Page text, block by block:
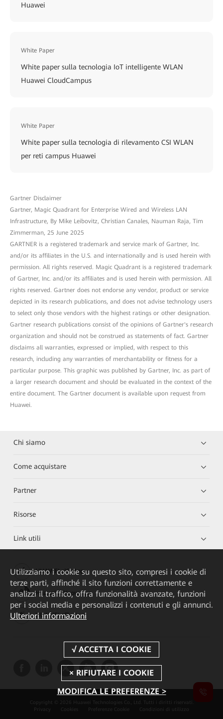
Huawei
White Paper
White paper sulla tecnologia IoT intelligente WLAN
Huawei CloudCampus
White Paper
White paper sulla tecnologia di rilevamento CSI WLAN
per reti campus Huawei
Gartner Disclaimer
Gartner, Magic Quadrant for Enterprise Wired and Wireless LAN
Infrastructure, By Mike Leibovitz, Christian Canales, Nauman Raja, Tim
Zimmerman, 25 June 2025
GARTNER is a registered trademark and service mark of Gartner, Inc.
and/or its affiliates in the U.S. and internationally and is used herein with
permission. All rights reserved. Magic Quadrant is a registered trademark
of Gartner, Inc. and/or its affiliates and is used herein with permission. All
rights reserved. Gartner does not endorse any vendor, product or service
depicted in its research publications, and does not advise technology users
to select only those vendors with the highest ratings or other designation.
Gartner research publications consist of the opinions of Gartner's research
organization and should not be construed as statements of fact. Gartner
disclaims all warranties, expressed or implied, with respect to this
research, including any warranties of merchantability or fitness for a
particular purpose. This graphic was published by Gartner, Inc. as part of
a larger research document and should be evaluated in the context of the
entire document. The Gartner document is available upon request from
Huawei.
Chi siamo
Come acquistare
Partner
Risorse
Link utili
HUAWEI eKit App
Huawei HiKnow App
HUAWEI eFly App
Copyright © 2026 Huawei Technologies Co., Ltd. Tutti i diritti riservati.
Privacy
Cookies Preferenze Cookie Condizioni di utilizzo
Utilizziamo i cookie su questo sito, compresi i cookie di
terze parti, affinché il sito funzioni correttamente e
analizzi il traffico, offra funzionalità avanzate, funzioni
per i social media e personalizzi i contenuti e gli annunci.
Ulteriori informazioni
MODIFICA LE PREFERENZE >